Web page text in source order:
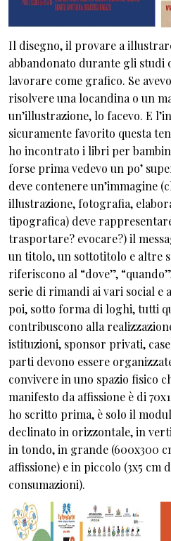
Il disegno, il provare a
abbandonato durante gli studi
lavorare come grafico. Se
risolvere una locandina o un
un’illustrazione, lo facevo. E
sicuramente favorito questa
ho incontrato i libri per
forse prima vedevo un po’
deve contenere un’immagine
illustrazione, fotografia,
tipografica) deve
trasportare? evocare?) il
un titolo, un sottotitolo e altre
riferiscono al “dove”,
serie di rimandi ai vari social e
poi, sotto forma di loghi, tutti
contribuscono alla
istituzioni, sponsor privati,
parti devono essere
convivere in uno spazio fisico
manifesto da affissione è di
ho scritto prima, è solo il
declinato in orizzontale, in
in tondo, in grande (600x300
affissione) e in piccolo (3x5 cm
consumazioni).